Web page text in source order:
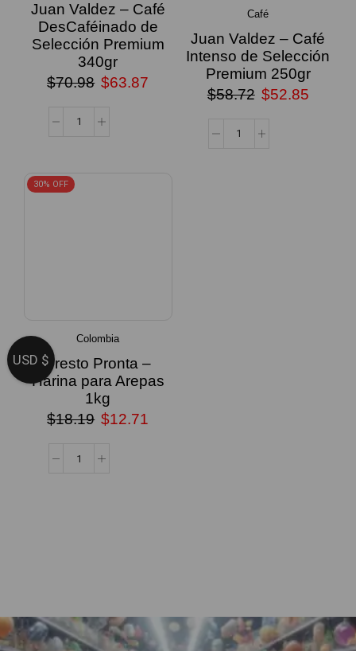
Juan Valdez – Café
DesCaféinado de
Selección Premium
340gr
$70.98 $63.87
Café
Juan Valdez – Café
Intenso de Selección
Premium 250gr
$58.72 $52.85
30% OFF
Colombia
Presto Pronta –
Harina para Arepas
1kg
$18.19 $12.71
USD $